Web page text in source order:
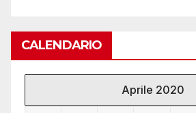
CALENDARIO
Aprile 2020